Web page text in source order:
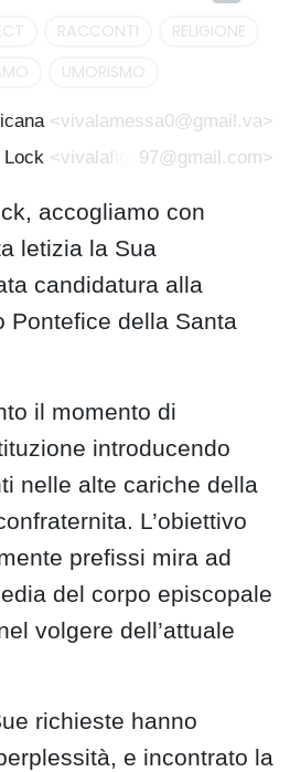
RACCONTI
RELIGIONE
UMORISMO
<vivalamessa0@gmail.va>
Lock <vivalafiga 97@gmail.com>
accogliamo con
letizia la Sua
candidatura alla
Pontefice della Santa
il momento di
introducendo
nelle alte cariche della
L’obiettivo
prefissi mira ad
del corpo episcopale
volgere dell’attuale
richieste hanno
e incontrato la